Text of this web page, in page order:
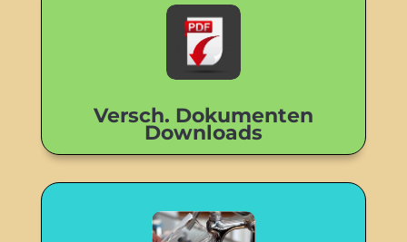
Versch. Dokumenten
Downloads